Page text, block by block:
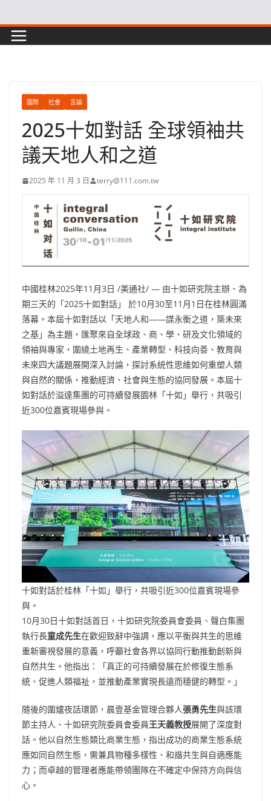
to
content
國際 社會 言論
2025十如對話 全球領袖共
議天地人和之道
2025 年 11 月 3 日 terry@111.com.tw
中國桂林2025年11月3日 /美通社/ — 由十如研究院主辦、為
期三天的「2025十如對話」 於10月30至11月1日在桂林圓滿
落幕。本屆十如對話以「天地人和——謀永衡之道，築未來
之基」為主題，匯聚來自全球政、商、學、研及文化領域的
領袖與專家，圍繞土地再生、產業轉型、科技向善、教育與
未來四大議題展開深入討論，探討系統性思維如何重塑人類
與自然的關係，推動經濟、社會與生態的協同發展。本屆十
如對話於溢達集團的可持續發展園林「十如」舉行，共吸引
近300位嘉賓現場參與。
十如對話於桂林「十如」舉行，共吸引近300位嘉賓現場參
與。
10月30日十如對話首日，十如研究院委員會委員、聲白集團
執行長童成先生在歡迎致辭中強調，應以平衡與共生的思維
重新審視發展的意義，呼籲社會各界以協同行動推動創新與
自然共生。他指出：「真正的可持續發展在於修復生態系
統、促進人類福祉，並推動產業實現長遠而穩健的轉型。」
隨後的圍爐夜話環節，晨壹基金管理合夥人張勇先生與該環
節主持人、十如研究院委員會委員王天義教授展開了深度對
話。他以自然生態類比商業生態，指出成功的商業生態系統
應如同自然生態，需兼具物種多樣性、和諧共生與自適應能
力；而卓越的管理者應能帶領團隊在不確定中保持方向與信
心。